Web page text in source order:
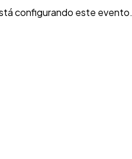
configurando este evento.